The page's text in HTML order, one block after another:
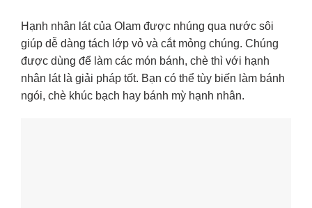
Hạnh nhân lát của Olam được nhúng qua nước sôi
giúp dễ dàng tách lớp vỏ và cắt mỏng chúng. Chúng
được dùng để làm các món bánh, chè thì với hạnh
nhân lát là giải pháp tốt. Bạn có thể tùy biến làm bánh
ngói, chè khúc bạch hay bánh mỳ hạnh nhân.